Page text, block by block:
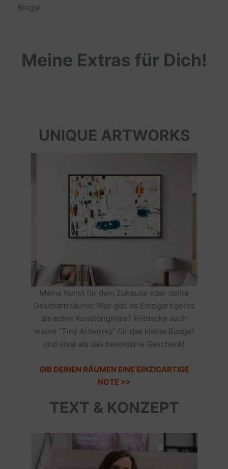
Blogs!
Meine Extras für Dich!
UNIQUE ARTWORKS
Meine Kunst für dein Zuhause oder deine
Geschäftsräume: Was gibt es Einzigartigeres
als echte Kunstoriginale? Entdecke auch
meine "Tiny Artworks" für das kleine Budget
und ideal als das besondere Geschenk!
GIB DEINEN RÄUMEN EINE EINZIGARTIGE
NOTE >>
TEXT & KONZEPT